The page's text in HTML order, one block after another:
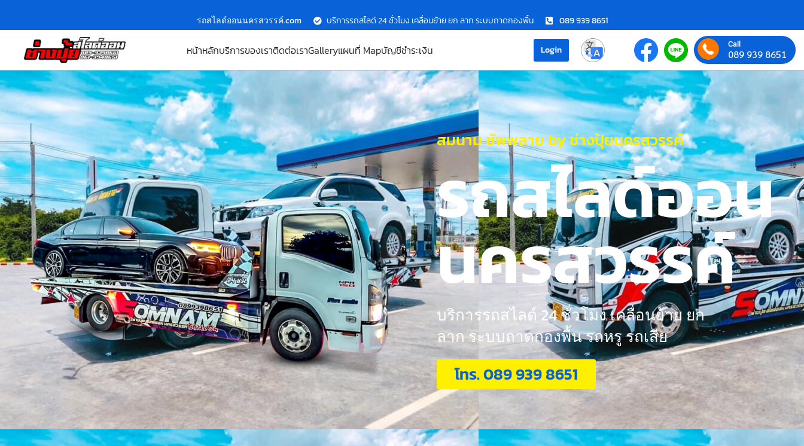
รถสไลด์ออนนครสวรรค์.com บริการรถสไลด์ 24 ชั่วโมง เคลื่อนย้าย ยก ลาก ระบบถาดกองพื้น 089 939 8651
หน้าหลักบริการของเราติดต่อเราGalleryแผนที่ Mapบัญชีชำระเงิน Login Call
089 939 8651
สมนาม ซัพพลาย by ช่างปุ้ยนครสวรรค์
รถสไลด์ออน
นครสวรรค์
บริการรถสไลด์ 24 ชั่วโมง เคลื่อนย้าย ยก
ลาก ระบบถาดกองพื้น รถหรู รถเสีย
โทร. 089 939 8651